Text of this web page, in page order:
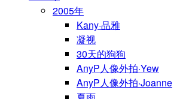
2005年
Kany·品雅
凝视
30天的狗狗
AnyP人像外拍·Yew
AnyP人像外拍·Joanne